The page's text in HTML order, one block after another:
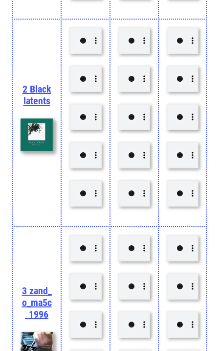
2 Black
latents
3 zand_
o_ma5c
_1996